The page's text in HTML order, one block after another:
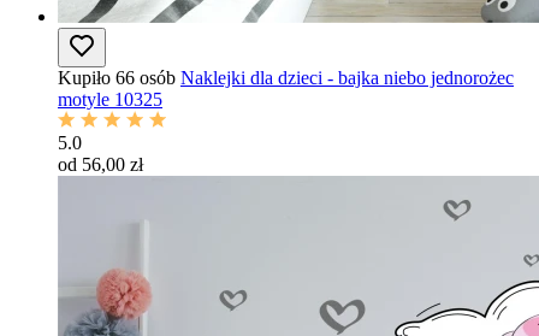
Kupiło 66 osób Naklejki dla dzieci - bajka niebo jednorożec
motyle 10325
5.0
od 56,00 zł